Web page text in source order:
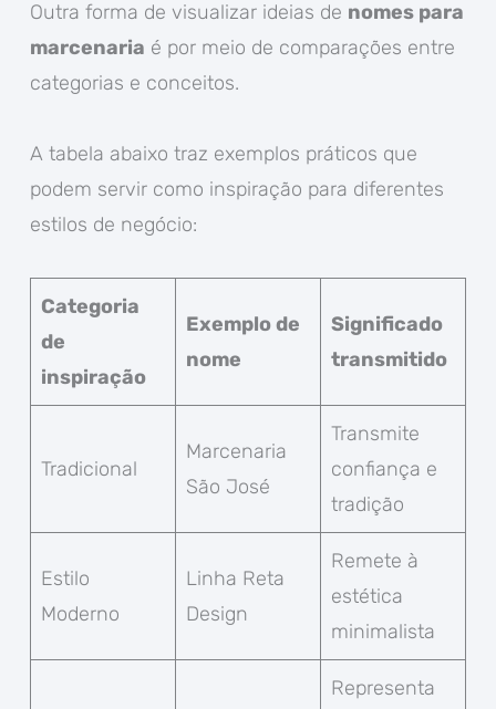
Outra forma de visualizar ideias de nomes para
marcenaria é por meio de comparações entre
categorias e conceitos.
A tabela abaixo traz exemplos práticos que
podem servir como inspiração para diferentes
estilos de negócio:
Categoria
de
inspiração
Exemplo de
nome
Significado
transmitido
Tradicional
Marcenaria
São José
Transmite
confiança e
tradição
Estilo
Moderno
Linha Reta
Design
Remete à
estética
minimalista
Representa